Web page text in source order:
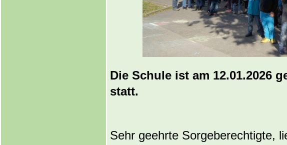
Die Schule ist am 12.01.2026
statt.
Sehr geehrte Sorgeberechtigte,